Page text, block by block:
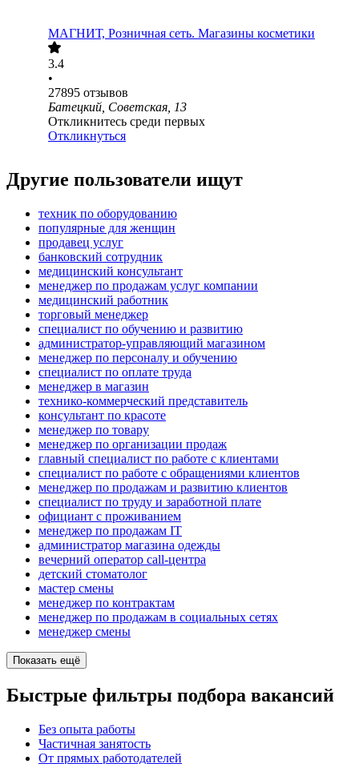
МАГНИТ, Розничная сеть. Магазины косметики
3.4
•
27895 отзывов
Батецкий, Советская, 13
Откликнитесь среди первых
Откликнуться
Другие пользователи ищут
техник по оборудованию
популярные для женщин
продавец услуг
банковский сотрудник
медицинский консультант
менеджер по продажам услуг компании
медицинский работник
торговый менеджер
специалист по обучению и развитию
администратор-управляющий магазином
менеджер по персоналу и обучению
специалист по оплате труда
менеджер в магазин
технико-коммерческий представитель
консультант по красоте
менеджер по товару
менеджер по организации продаж
главный специалист по работе с клиентами
специалист по работе с обращениями клиентов
менеджер по продажам и развитию клиентов
специалист по труду и заработной плате
официант с проживанием
менеджер по продажам IT
администратор магазина одежды
вечерний оператор call-центра
детский стоматолог
мастер смены
менеджер по контрактам
менеджер по продажам в социальных сетях
менеджер смены
Показать ещё
Быстрые фильтры подбора вакансий
Без опыта работы
Частичная занятость
От прямых работодателей